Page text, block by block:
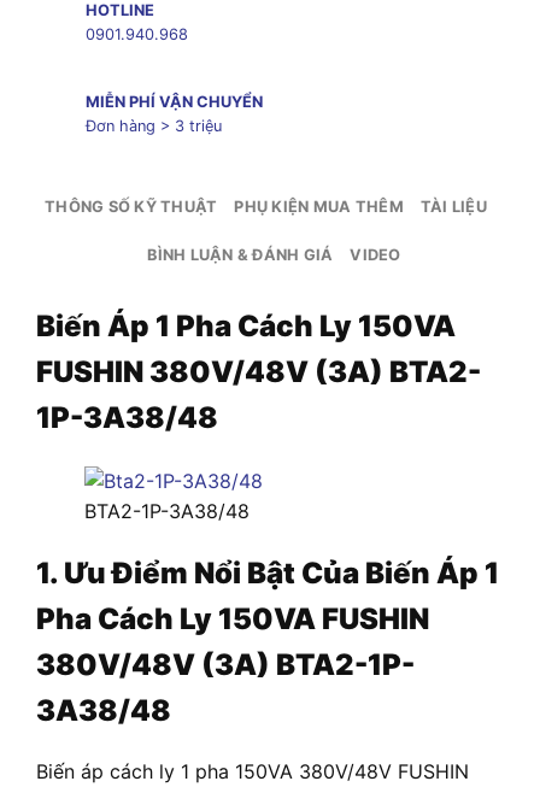
HOTLINE
0901.940.968
MIỄN PHÍ VẬN CHUYỂN
Đơn hàng > 3 triệu
THÔNG SỐ KỸ THUẬT PHỤ KIỆN MUA THÊM TÀI LIỆU
BÌNH LUẬN & ĐÁNH GIÁ VIDEO
Biến Áp 1 Pha Cách Ly 150VA
FUSHIN 380V/48V (3A) BTA2-
1P-3A38/48
BTA2-1P-3A38/48
1. Ưu Điểm Nổi Bật Của Biến Áp 1
Pha Cách Ly 150VA FUSHIN
380V/48V (3A) BTA2-1P-
3A38/48
Biến áp cách ly 1 pha 150VA 380V/48V FUSHIN